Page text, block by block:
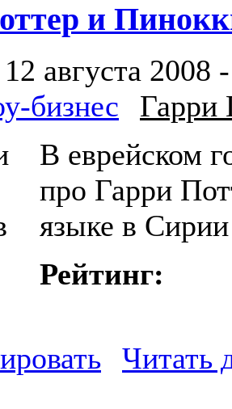
и
августа 2008
бизнес
Гарри
В еврейском
про Гарри
языке в
Рейтинг:
Читать